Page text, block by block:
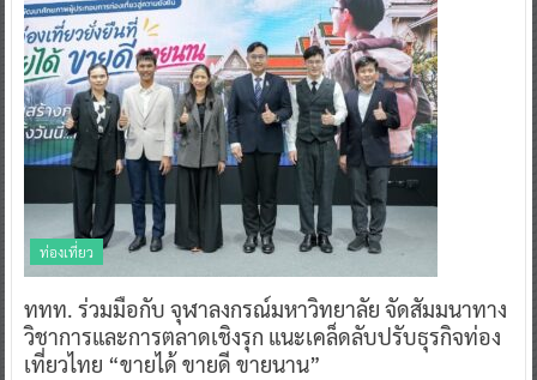
ท่องเที่ยว
ททท. ร่วมมือกับ จุฬาลงกรณ์มหาวิทยาลัย จัดสัมมนาทาง
วิชาการและการตลาดเชิงรุก แนะเคล็ดลับปรับธุรกิจท่อง
เที่ยวไทย “ขายได้ ขายดี ขายนาน”